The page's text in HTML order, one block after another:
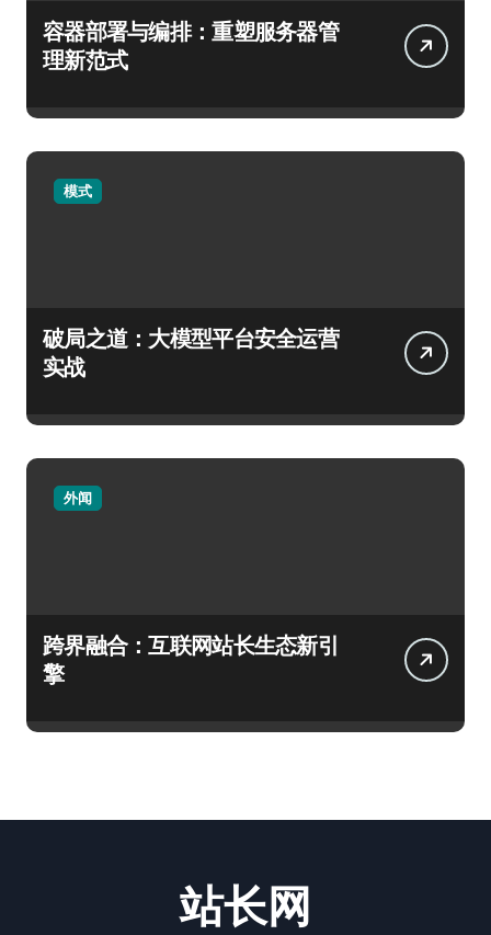
容器部署与编排：重塑服务器管
理新范式
模式
破局之道：大模型平台安全运营
实战
外闻
跨界融合：互联网站长生态新引
擎
站长网